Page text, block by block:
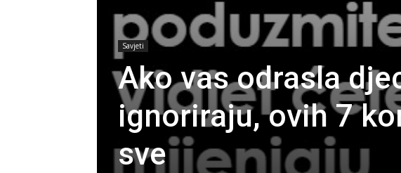
Savjeti
Ako vas odrasla
ignoriraju, ovih 7
sve